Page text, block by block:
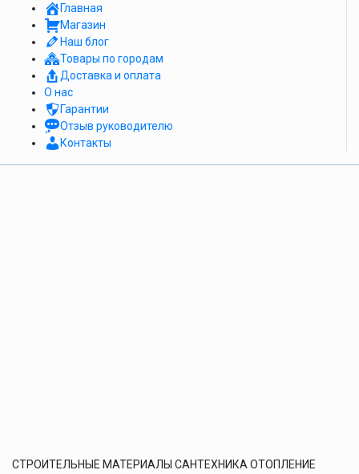
Главная
Магазин
Наш блог
Товары по городам
Доставка и оплата
О нас
Гарантии
Отзыв руководителю
Контакты
СТРОИТЕЛЬНЫЕ МАТЕРИАЛЫ САНТЕХНИКА ОТОПЛЕНИЕ